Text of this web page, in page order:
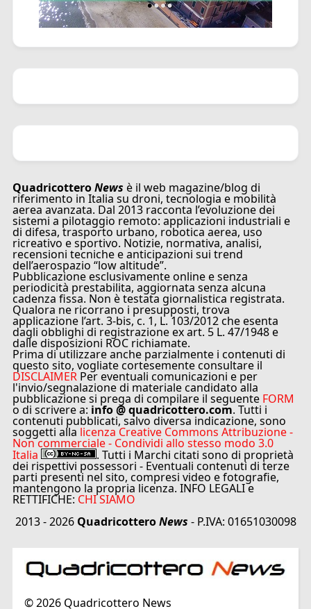
QuadricotteroNews è il web magazine/blog di
riferimento in Italia su droni, tecnologia e mobilità
aerea avanzata. Dal 2013 racconta l’evoluzione dei
sistemi a pilotaggio remoto: applicazioni industriali e
di difesa, trasporto urbano, robotica aerea, uso
ricreativo e sportivo. Notizie, normativa, analisi,
recensioni tecniche e anticipazioni sui trend
dell’aerospazio “low altitude”.
Pubblicazione esclusivamente online e senza
periodicità prestabilita, aggiornata senza alcuna
cadenza fissa. Non è testata giornalistica registrata.
Qualora ne ricorrano i presupposti, trova
applicazione l’art. 3-bis, c. 1, L. 103/2012 che esenta
dagli obblighi di registrazione ex art. 5 L. 47/1948 e
dalle disposizioni ROC richiamate.
Prima di utilizzare anche parzialmente i contenuti di
questo sito, vogliate cortesemente consultare il
DISCLAIMER Per eventuali comunicazioni e per
l'invio/segnalazione di materiale candidato alla
pubblicazione si prega di compilare il seguente FORM
o di scrivere a: info @ quadricottero.com. Tutti i
contenuti pubblicati, salvo diversa indicazione, sono
soggetti alla licenza Creative Commons Attribuzione -
Non commerciale - Condividi allo stesso modo 3.0
Italia . Tutti i Marchi citati sono di proprietà
dei rispettivi possessori - Eventuali contenuti di terze
parti presenti nel sito, compresi video e fotografie,
mantengono la propria licenza. INFO LEGALI e
RETTIFICHE: CHI SIAMO
2013 - 2026 QuadricotteroNews - P.IVA: 01651030098
©2026Quadricottero News